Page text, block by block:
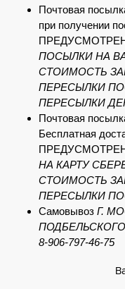
Почтовая
при получении
ПОСЫЛКИ НА
СТОИМОСТЬ
ПЕРЕСЫЛКИ
ПЕРЕСЫЛКИ
Почтовая
Бесплатная
НА КАРТУ
СТОИМОСТЬ
ПЕРЕСЫЛКИ
Самовывоз Г.
8-906-797-46-75